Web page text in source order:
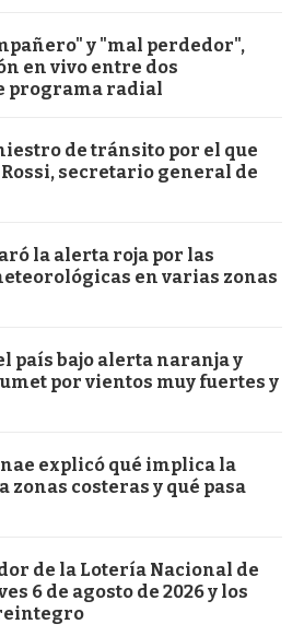
y "mal perdedor",
en vivo entre dos
programa radial
de tránsito por el que
secretario general de
la alerta roja por las
en varias zonas
país bajo alerta naranja y
por vientos muy fuertes y
explicó qué implica la
zonas costeras y qué pasa
de la Lotería Nacional de
6 de agosto de 2026 y los